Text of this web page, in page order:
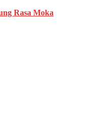
Rasa Moka